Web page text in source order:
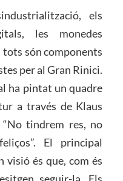
els
les monedes
són components
per al Gran Rinici.
ha pintat un quadre
a través de Klaus
tindrem res, no
El principal
visió és que, com és